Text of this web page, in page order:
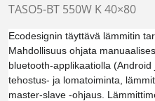
TASO5-BT 550W K 40×80
Ecodesignin täyttävä lämmitin
Mahdollisuus ohjata
bluetooth-applikaatiolla (Android
tehostus- ja lomatoiminta,
master-slave -ohjaus.